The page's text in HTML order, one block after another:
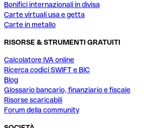
Bonifici internazionali in divisa
Carte virtuali usa e getta
Carte in metallo
RISORSE & STRUMENTI GRATUITI
Calcolatore IVA online
Ricerca codici SWIFT e BIC
Blog
Glossario bancario, finanziario e fiscale
Risorse scaricabili
Forum della community